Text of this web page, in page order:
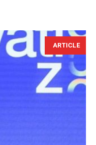
ARTICLE